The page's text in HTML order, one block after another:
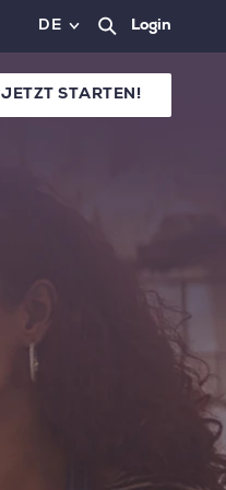
DE Login
JETZT STARTEN!